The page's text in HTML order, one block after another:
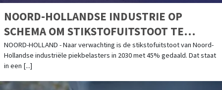
NOORD-HOLLANDSE INDUSTRIE OP
SCHEMA OM STIKSTOFUITSTOOT TE
VERMINDEREN
NOORD-HOLLAND - Naar verwachting is de stikstofuitstoot van Noord-
Hollandse industriële piekbelasters in 2030 met 45% gedaald. Dat staat
in een [...]